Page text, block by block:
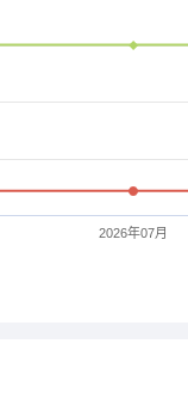
2026年07月